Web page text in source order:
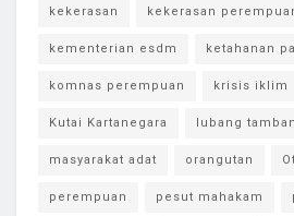
kekerasan kekerasan
kementerian esdm ketahanan
komnas perempuan krisis iklim
Kutai Kartanegara lubang
masyarakat adat orangutan
perempuan pesut mahakam